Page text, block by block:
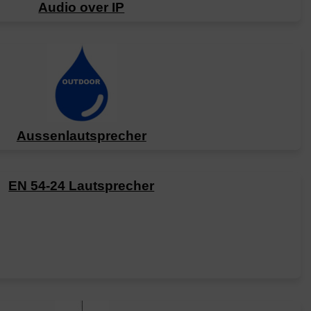
Audio over IP
Aussenlautsprecher
EN 54-24 Lautsprecher